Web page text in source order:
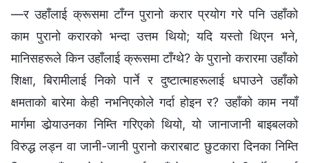
—र उहाँलाई क्रूसमा टाँग्न पुरानो करार प्रयोग गरे पनि उहाँको
काम पुरानो करारको भन्दा उत्तम थियो; यदि यस्तो थिएन भने,
मानिसहरूले किन उहाँलाई क्रूसमा टाँग्थे? के पुरानो करारमा उहाँको
शिक्षा, बिरामीलाई निको पार्ने र दुष्टात्माहरूलाई धपाउने उहाँको
क्षमताको बारेमा केही नभनिएकोले गर्दा होइन र? उहाँको काम नयाँ
मार्गमा डोर्‍याउनका निम्ति गरिएको थियो, यो जानाजानी बाइबलको
विरुद्ध लड्न वा जानी-जानी पुरानो करारबाट छुटकारा दिनका निम्ति